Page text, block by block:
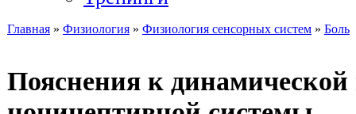
Главная » Физиология » Физиология сенсорных систем » Боль
Пояснения к динамической